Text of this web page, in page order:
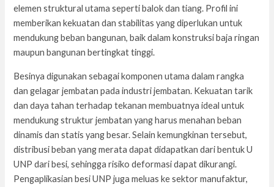
elemen struktural utama seperti balok dan tiang. Profil ini
memberikan kekuatan dan stabilitas yang diperlukan untuk
mendukung beban bangunan, baik dalam konstruksi baja ringan
maupun bangunan bertingkat tinggi.
Besinya digunakan sebagai komponen utama dalam rangka
dan gelagar jembatan pada industri jembatan. Kekuatan tarik
dan daya tahan terhadap tekanan membuatnya ideal untuk
mendukung struktur jembatan yang harus menahan beban
dinamis dan statis yang besar. Selain kemungkinan tersebut,
distribusi beban yang merata dapat didapatkan dari bentuk U
UNP dari besi, sehingga risiko deformasi dapat dikurangi.
Pengaplikasian besi UNP juga meluas ke sektor manufaktur,